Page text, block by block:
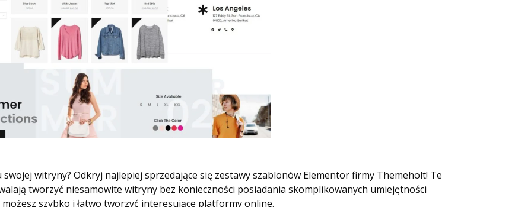
witryny? Odkryj najlepiej sprzedające się zestawy szablonów Elementor firmy Themeholt! Te
tworzyć niesamowite witryny bez konieczności posiadania skomplikowanych umiejętności
szybko i łatwo tworzyć interesujące platformy online.